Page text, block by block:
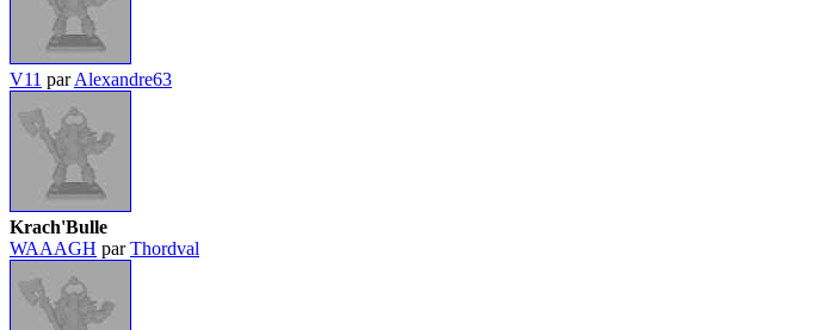
V11 parAlexandre63
Krach'Bulle
WAAAGH parThordval